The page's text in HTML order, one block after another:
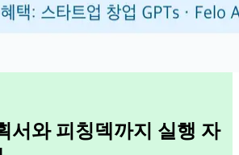
서와 피칭덱까지 실행 자